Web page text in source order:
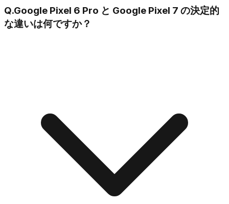
Q.Google Pixel 6 Pro と Google Pixel 7 の決定的
な違いは何ですか？